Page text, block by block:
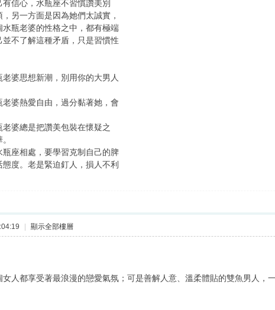
信心，水瓶座不習慣讚美別
另一方面是因為她們太誠實，
瓶老婆的性格之中，都有極端
不了解這種矛盾，只是習慣性
婆思想新潮，別用你的大男人
婆熱愛自由，過分黏著她，會
婆總是把讚美包裝在懷疑之
座相處，要學習克制自己的脾
度。老是緊迫釘人，損人不利
| 顯示全部樓層
人都享受著最浪漫的戀愛氣氛；可是善解人意、溫柔體貼的雙魚男人，